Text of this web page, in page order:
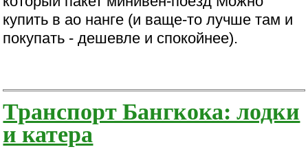
купить в ао нанге (и ваще-то лучше там и
покупать - дешевле и спокойнее).
Транспорт Бангкока: лодки
и катера